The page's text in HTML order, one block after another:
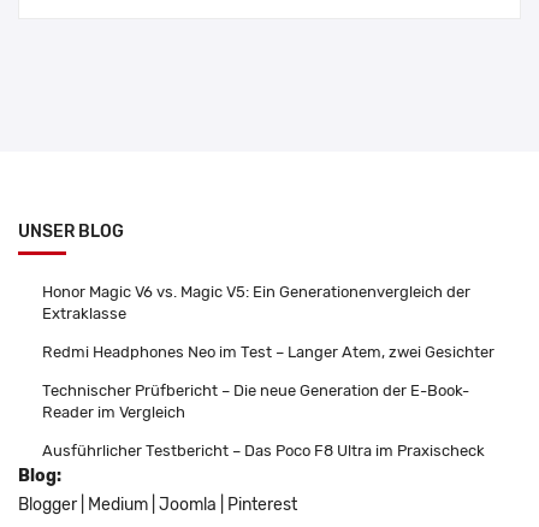
UNSER BLOG
Honor Magic V6 vs. Magic V5: Ein Generationenvergleich der
Extraklasse
Redmi Headphones Neo im Test – Langer Atem, zwei Gesichter
Technischer Prüfbericht – Die neue Generation der E-Book-
Reader im Vergleich
Ausführlicher Testbericht – Das Poco F8 Ultra im Praxischeck
Blog:
Blogger
Medium Joomla Pinterest